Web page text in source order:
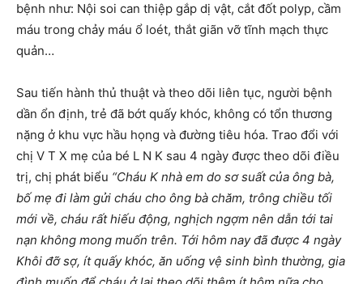
bệnh như: Nội soi can thiệp gắp dị vật, cắt đốt polyp, cầm
máu trong chảy máu ổ loét, thắt giãn vỡ tĩnh mạch thực
quản…
Sau tiến hành thủ thuật và theo dõi liên tục, người bệnh
dần ổn định, trẻ đã bớt quấy khóc, không có tổn thương
nặng ở khu vực hầu họng và đường tiêu hóa. Trao đổi với
chị V T X mẹ của bé L N K sau 4 ngày được theo dõi điều
trị, chị phát biểu “Cháu K nhà em do sơ suất của ông bà,
bố mẹ đi làm gửi cháu cho ông bà chăm, trông chiều tối
mới về, cháu rất hiếu động, nghịch ngợm nên dẫn tới tai
nạn không mong muốn trên. Tới hôm nay đã được 4 ngày
Khôi đỡ sợ, ít quấy khóc, ăn uống vệ sinh bình thường, gia